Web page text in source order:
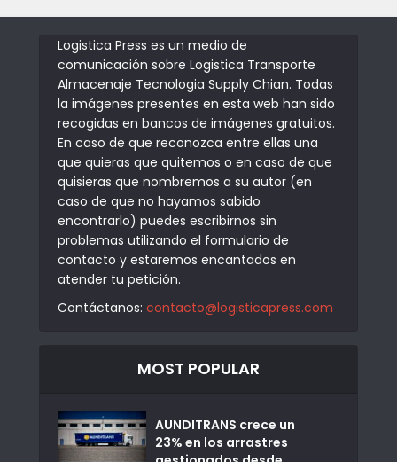
Logistica Press es un medio de
comunicación sobre Logistica Transporte
Almacenaje Tecnologia Supply Chian. Todas
la imágenes presentes en esta web han sido
recogidas en bancos de imágenes gratuitos.
En caso de que reconozca entre ellas una
que quieras que quitemos o en caso de que
quisieras que nombremos a su autor (en
caso de que no hayamos sabido
encontrarlo) puedes escribirnos sin
problemas utilizando el formulario de
contacto y estaremos encantados en
atender tu petición.
Contáctanos: contacto@logisticapress.com
MOST POPULAR
AUNDITRANS crece un
23% en los arrastres